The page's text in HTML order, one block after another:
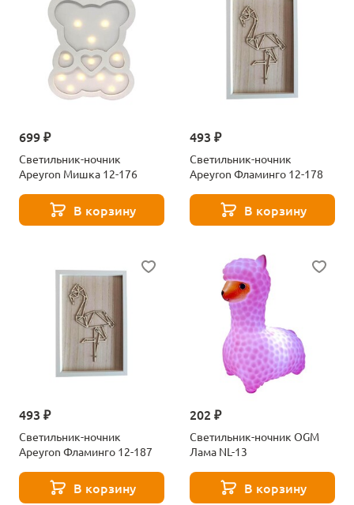
699 ₽
Светильник-ночник
Apeyron Мишка 12-176
В корзину
493 ₽
Светильник-ночник
Apeyron Фламинго 12-178
В корзину
493 ₽
Светильник-ночник
Apeyron Фламинго 12-187
В корзину
202 ₽
Светильник-ночник OGM
Лама NL-13
В корзину